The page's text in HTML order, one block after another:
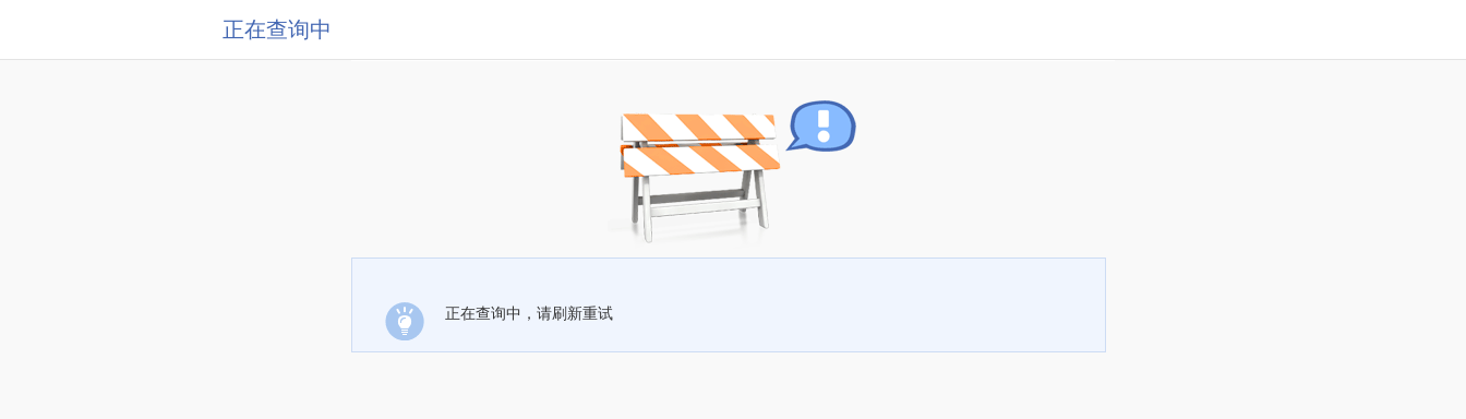
正在查询中
正在查询中，请刷新重试